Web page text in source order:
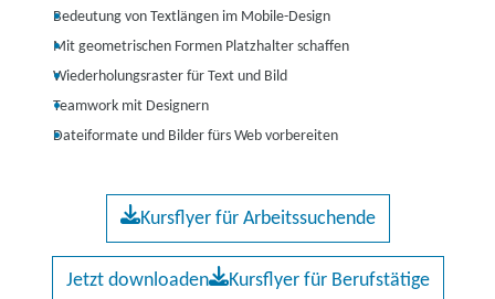
Bedeutung von Textlängen im Mobile-Design
Mit geometrischen Formen Platzhalter schaffen
Wiederholungsraster für Text und Bild
Teamwork mit Designern
Dateiformate und Bilder fürs Web vorbereiten
Kursflyer für Arbeitssuchende
Jetzt downloaden Kursflyer für Berufstätige